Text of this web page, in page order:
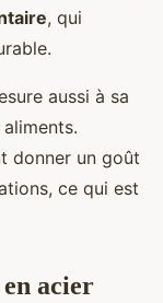
, qui
aussi à sa
donner un goût
ce qui est
acier